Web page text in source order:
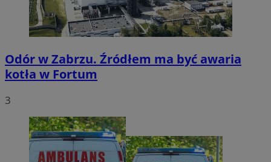
Odór w Zabrzu. Źródłem ma być awaria
kotła w Fortum
3